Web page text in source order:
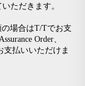
ただきます。
場合はT/Tでお支
Order、
支払いいただけま